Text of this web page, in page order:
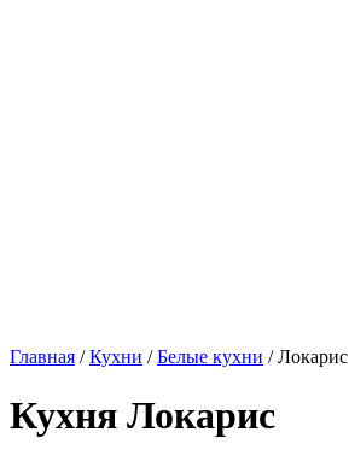
Главная /Кухни /Белые кухни / Локарис
Кухня Локарис